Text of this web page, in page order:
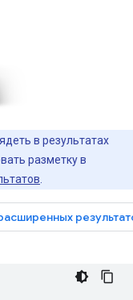
в результатах
разметку в